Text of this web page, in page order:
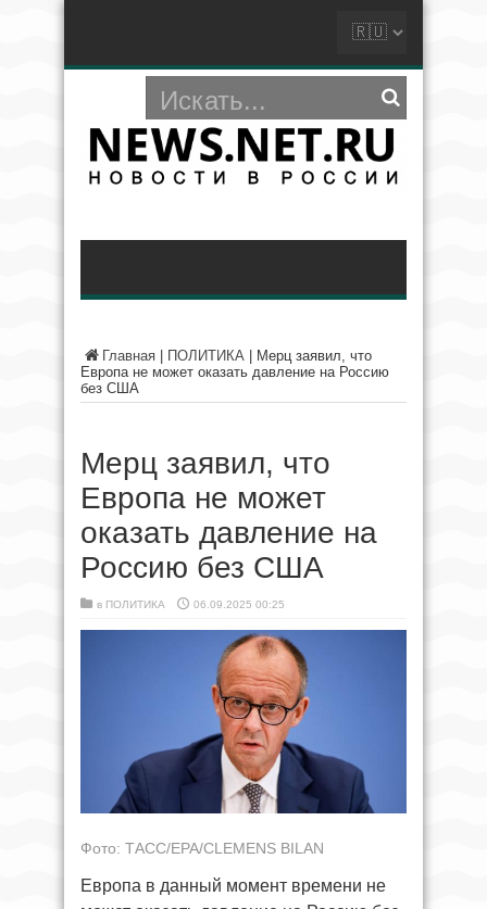
Главная ПОЛИТИКА
Мерц заявил, что
Европа не может оказать давление на Россию
без США
Мерц заявил, что
Европа не может
оказать давление на
Россию без США
в ПОЛИТИКА 06.09.2025 00:25
Фото: ТАСС/EPA/CLEMENS BILAN
Европа в данный момент времени не